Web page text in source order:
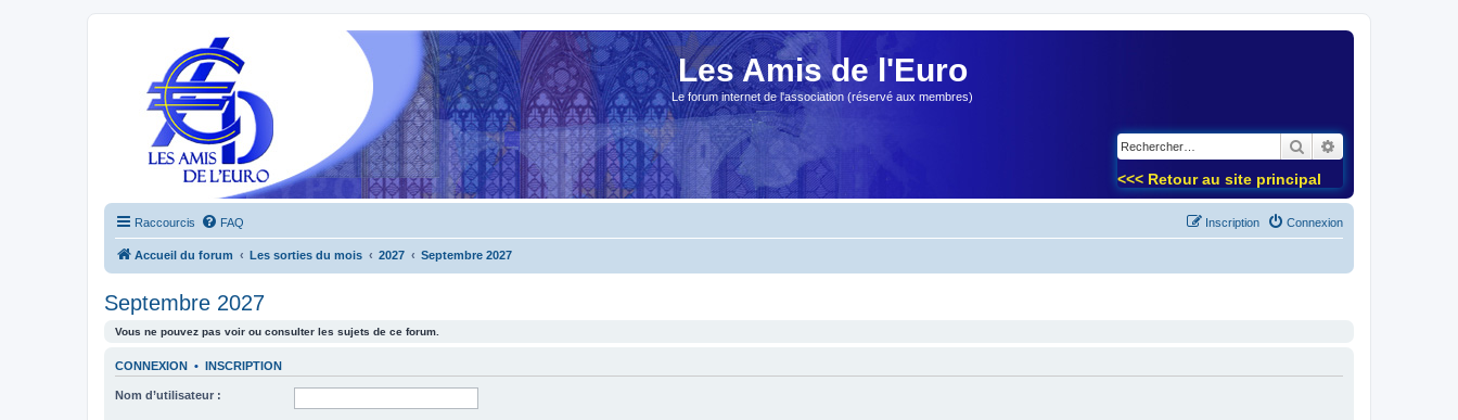
Les Amis de l'Euro
Le forum internet de l'association (réservé aux membres)
Rechercher
<<< Retour au site principal
Raccourcis FAQ Connexion
Inscription
Accueil du forum Les sorties du mois 2027 Septembre 2027
Septembre 2027
Vous ne pouvez pas voir ou consulter les sujets de ce forum.
CONNEXION • INSCRIPTION
Nom d’utilisateur :